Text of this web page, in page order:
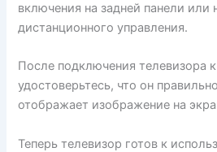
включения на задней панели или
дистанционного управления.
После подключения телевизора
удостоверьтесь, что он
отображает изображение на
Теперь телевизор готов к